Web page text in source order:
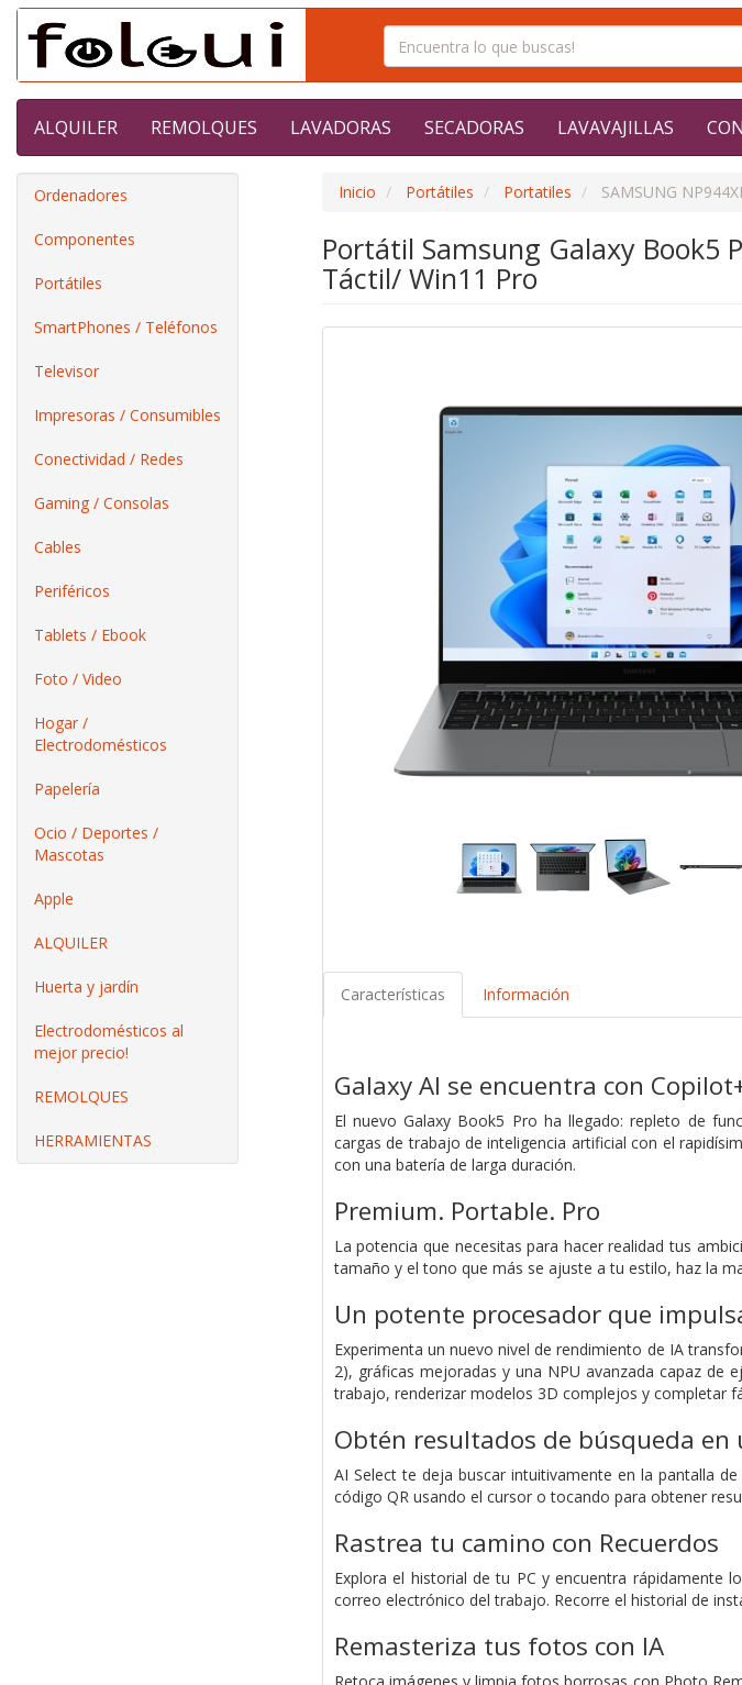
ALQUILER REMOLQUES LAVADORAS SECADORAS LAVAVAJILLAS
Ordenadores
Componentes
Portátiles
SmartPhones / Teléfonos
Televisor
Impresoras / Consumibles
Conectividad / Redes
Gaming / Consolas
Cables
Periféricos
Tablets / Ebook
Foto / Video
Hogar /
Electrodomésticos
Papelería
Ocio / Deportes /
Mascotas
Apple
ALQUILER
Huerta y jardín
Electrodomésticos al
mejor precio!
REMOLQUES
HERRAMIENTAS
Inicio Portátiles Portatiles SAMSUNG
Portátil Samsung Galaxy Book5
Táctil/ Win11 Pro
Características Información
Galaxy AI se encuentra con
El nuevo Galaxy Book5 Pro ha llegado: repleto de
cargas de trabajo de inteligencia artificial con el
con una batería de larga duración.
Premium. Portable. Pro
La potencia que necesitas para hacer realidad tus
tamaño y el tono que más se ajuste a tu estilo, haz la
Un potente procesador que
Experimenta un nuevo nivel de rendimiento de IA
2), gráficas mejoradas y una NPU avanzada capaz de
trabajo, renderizar modelos 3D complejos y completar
Obtén resultados de búsqueda
AI Select te deja buscar intuitivamente en la pantalla
código QR usando el cursor o tocando para obtener
Rastrea tu camino con Recuerdos
Explora el historial de tu PC y encuentra rápidamente
correo electrónico del trabajo. Recorre el historial de
Remasteriza tus fotos con IA